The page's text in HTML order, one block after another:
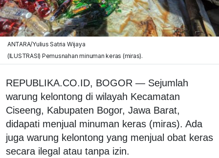
ANTARA/Yulius Satria Wijaya
(ILUSTRASI) Pemusnahan minuman keras (miras).
REPUBLIKA.CO.ID, BOGOR — Sejumlah
warung kelontong di wilayah Kecamatan
Ciseeng, Kabupaten Bogor, Jawa Barat,
didapati menjual minuman keras (miras). Ada
juga warung kelontong yang menjual obat keras
secara ilegal atau tanpa izin.